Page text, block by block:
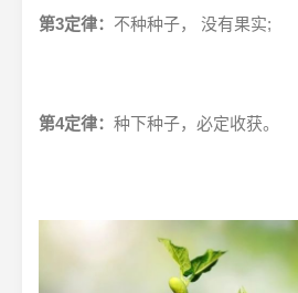
第3定律： 不种种子， 没有果实;
第4定律： 种下种子，必定收获。